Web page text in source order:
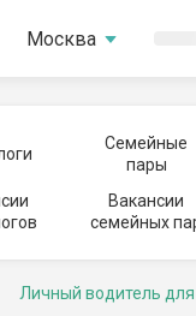
Москва
Семейные
пары
Вакансии
семейных
Личный водитель